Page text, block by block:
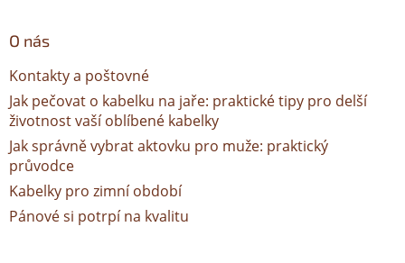
O nás
Kontakty a poštovné
Jak pečovat o kabelku na jaře: praktické tipy pro delší
životnost vaší oblíbené kabelky
Jak správně vybrat aktovku pro muže: praktický
průvodce
Kabelky pro zimní období
Pánové si potrpí na kvalitu